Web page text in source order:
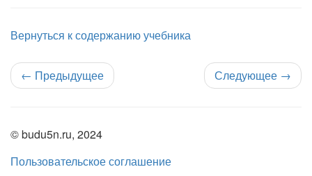
Вернуться к содержанию учебника
← Предыдущее Следующее →
© budu5n.ru, 2024
Пользовательское соглашение